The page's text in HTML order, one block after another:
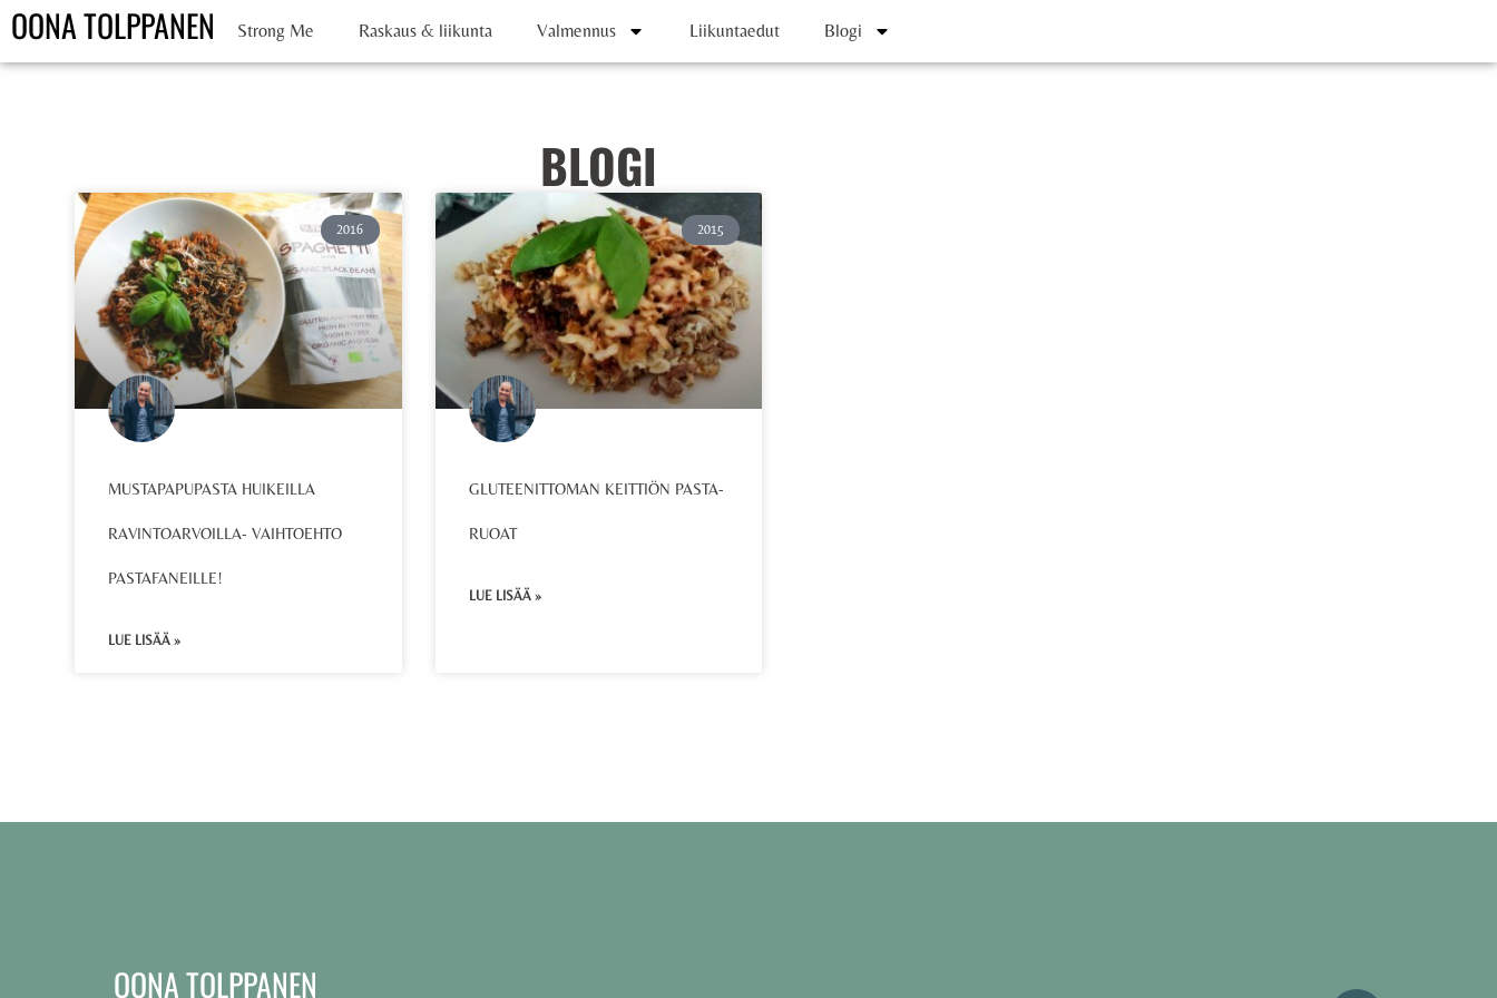
OONA TOLPPANEN Strong Me Raskaus & liikunta Valmennus Liikuntaedut Blogi
BLOGI
2016
MUSTAPAPUPASTA HUIKEILLA
RAVINTOARVOILLA- VAIHTOEHTO
PASTAFANEILLE!
LUE LISÄÄ »
2015
GLUTEENITTOMAN KEITTIÖN PASTA-
RUOAT
LUE LISÄÄ »
OONA TOLPPANEN